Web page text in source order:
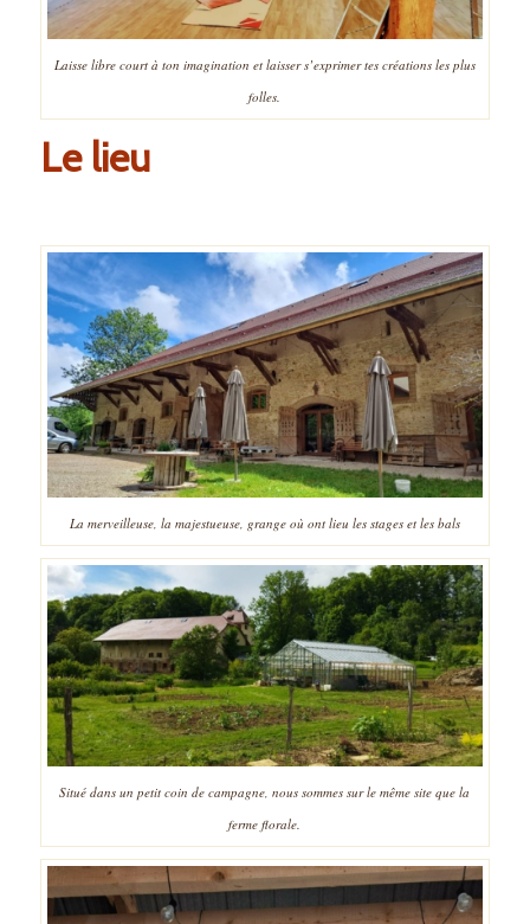
Laisse libre court à ton imagination et laisser s’exprimer tes créations les plus
folles.
Le lieu
La merveilleuse, la majestueuse, grange où ont lieu les stages et les bals
Situé dans un petit coin de campagne, nous sommes sur le même site que la
ferme florale.